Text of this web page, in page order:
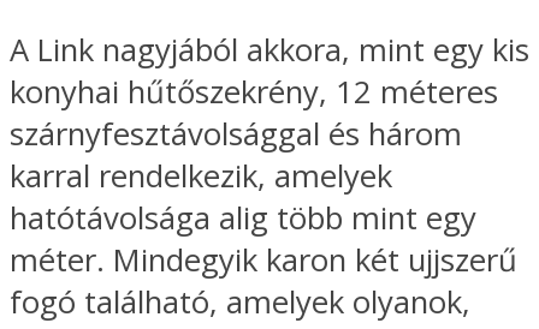
A Link nagyjából akkora, mint egy kis
konyhai hűtőszekrény, 12 méteres
szárnyfesztávolsággal és három
karral rendelkezik, amelyek
hatótávolsága alig több mint egy
méter. Mindegyik karon két ujjszerű
fogó található, amelyek olyanok,